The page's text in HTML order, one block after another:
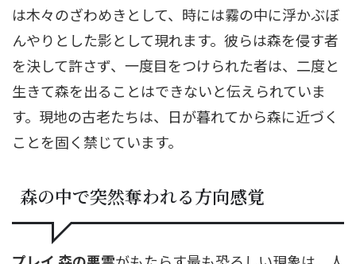
は木々のざわめきとして、時には霧の中に浮かぶぼ
んやりとした影として現れます。彼らは森を侵す者
を決して許さず、一度目をつけられた者は、二度と
生きて森を出ることはできないと伝えられていま
す。現地の古老たちは、日が暮れてから森に近づく
ことを固く禁じています。
森の中で突然奪われる方向感覚